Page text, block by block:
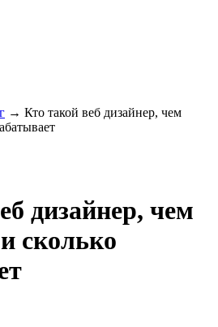
→ Кто такой веб дизайнер, чем
дизайнер, чем
сколько